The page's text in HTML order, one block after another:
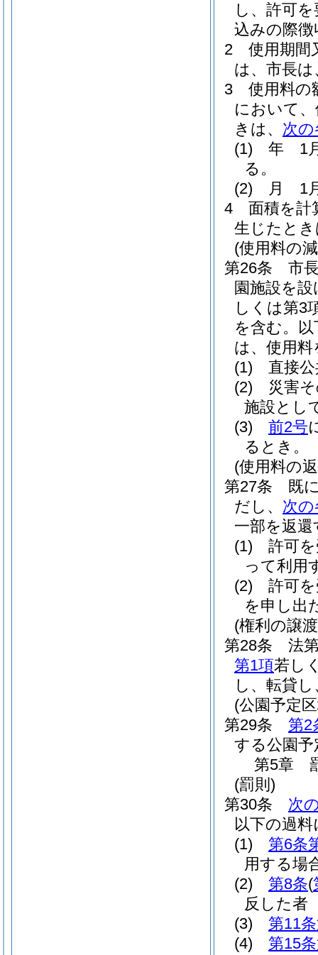
し、許可
込みの際
2
使用期間
は、市長
3
使用料の
において
きは、 次
(1)
年 1
る。
(2)
月 1
4
面積を計
生じたと
(使用料の
第26条
市
園施設を
しくは第3
を含む。
は、使用
(1)
直接
(2)
災害
施設とし
(3)
前2号
るとき。
(使用料の
第27条
既
だし、 次
一部を返
(1)
許可
って利用
(2)
許可
を申し出
(権利の譲
第28条
法
第1項若し
し、転貸
(公園予定
第29条
第2
する公園
第5章
(罰則)
第30条
次
以下の過
(1)
第6条
用する場
(2)
第8条(
反した者
(3)
第11
(4)
第15